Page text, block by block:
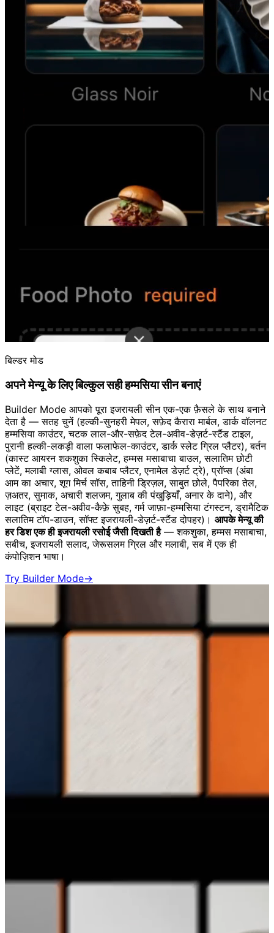
बिल्डर मोड
अपने मेन्यू के लिए बिल्कुल सही हम्मसिया सीन बनाएं
Builder Mode आपको पूरा इजरायली सीन एक-एक फ़ैसले के साथ बनाने
देता है — सतह चुनें (हल्की-सुनहरी मेपल, सफ़ेद कैरारा मार्बल, डार्क वॉलनट
हम्मसिया काउंटर, चटक लाल-और-सफ़ेद टेल-अवीव-डेज़र्ट-स्टैंड टाइल,
पुरानी हल्की-लकड़ी वाला फलाफेल-काउंटर, डार्क स्लेट ग्रिल प्लैटर), बर्तन
(कास्ट आयरन शकशुका स्किलेट, हम्मस मसाबाचा बाउल, सलातिम छोटी
प्लेटें, मलाबी ग्लास, ओवल कबाब प्लैटर, एनामेल डेज़र्ट ट्रे), प्रॉप्स (अंबा
आम का अचार, शूग मिर्च सॉस, ताहिनी ड्रिज़ल, साबुत छोले, पैपरिका तेल,
ज़अतर, सुमाक, अचारी शलजम, गुलाब की पंखुड़ियाँ, अनार के दाने), और
लाइट (ब्राइट टेल-अवीव-कैफ़े सुबह, गर्म जाफ़ा-हम्मसिया टंगस्टन, ड्रामैटिक
सलातिम टॉप-डाउन, सॉफ्ट इजरायली-डेज़र्ट-स्टैंड दोपहर)। आपके मेन्यू की
हर डिश एक ही इजरायली रसोई जैसी दिखती है— शकशुका, हम्मस मसाबाचा,
सबीच, इजरायली सलाद, जेरूसलम ग्रिल और मलाबी, सब में एक ही
कंपोज़िशन भाषा।
Try Builder Mode→